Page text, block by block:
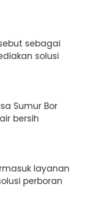
sebagai
solusi
Sumur Bor
bersih
layanan
perboran